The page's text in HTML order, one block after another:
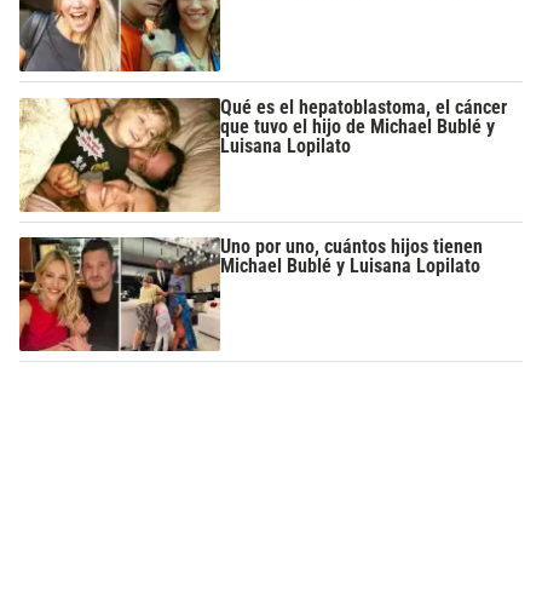
Qué es el hepatoblastoma, el cáncer
que tuvo el hijo de Michael Bublé y
Luisana Lopilato
Uno por uno, cuántos hijos tienen
Michael Bublé y Luisana Lopilato